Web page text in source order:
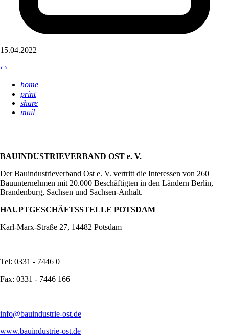
15.04.2022
‹ ›
home
print
share
mail
BAUINDUSTRIEVERBAND OST e. V.
Der Bauindustrieverband Ost e. V. vertritt die Interessen von 260
Bauunternehmen mit 20.000 Beschäftigten in den Ländern Berlin,
Brandenburg, Sachsen und Sachsen-Anhalt.
HAUPTGESCHÄFTSSTELLE POTSDAM
Karl-Marx-Straße 27, 14482 Potsdam
Tel: 0331 - 7446 0
Fax: 0331 - 7446 166
info@bauindustrie-ost.de
www.bauindustrie-ost.de